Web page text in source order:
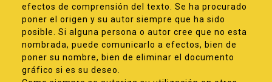
efectos de comprensión del texto. Se ha procurado
poner el origen y su autor siempre que ha sido
posible. Si alguna persona o autor cree que no esta
nombrada, puede comunicarlo a efectos, bien de
poner su nombre, bien de eliminar el documento
gráfico si es su deseo.